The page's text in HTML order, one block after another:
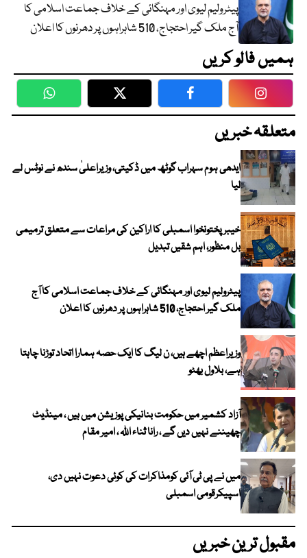
پیٹرولیم لیوی اور مہنگائی کے خلاف جماعت اسلامی کا
آج ملک گیر احتجاج، 510 شاہراہوں پر دھرنوں کا اعلان
ہمیں فالو کریں
WhatsApp Twitter Facebook
متعلقہ خبریں
ایدھی ہوم سہراب گوٹھ میں ڈکیتی، وزیراعلیٰ سندھ نے نوٹس لے
لیا
خیبرپختونخوا اسمبلی کا اراکین کی مراعات سے متعلق ترمیمی
بل منظور، اہم شقیں تبدیل
پیٹرولیم لیوی اور مہنگائی کے خلاف جماعت اسلامی کا آج
ملک گیر احتجاج، 510 شاہراہوں پر دھرنوں کا اعلان
وزیراعظم اچھے ہیں، ن لیگ کا ایک حصہ ہمارا اتحاد توڑنا چاہتا
ہے، بلاول بھٹو
آزاد کشمیر میں حکومت بنانیکی پوزیشن میں ہیں ، مینڈیٹ
چھیننے نہیں دیں گے ، رانا ثناء اللہ ، امیر مقام
میں نے پی ٹی آئی کومذاکرات کی کوئی دعوت نہیں دی،
اسپیکرقومی اسمبلی
مقبول ترین خبریں